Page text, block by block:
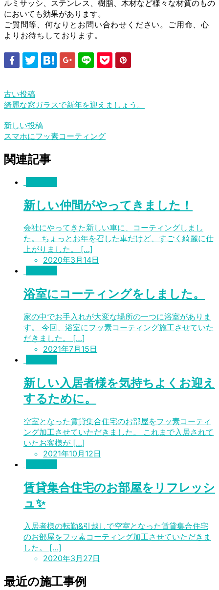
ルミサッシ、ステンレス、樹脂、木材など様々な材質のもの
においても効果があります。
ご質問等、何なりとお問い合わせください。ご用命、心
よりお待ちしております。
古い投稿
綺麗な窓ガラスで新年を迎えましょう。
新しい投稿
スマホにフッ素コーティング
関連記事
新しい仲間がやってきました！
会社にやってきた新しい車に、コーティングしまし
た。 ちょっとお年を召した車だけど、すごく綺麗に仕
上がりました。 […]
2020年3月14日
浴室にコーティングをしました。
家の中でお手入れが大変な場所の一つに浴室がありま
す。 今回、浴室にフッ素コーティング施工させていた
だきました。 […]
2021年7月15日
新しい入居者様を気持ちよくお迎え
するために。
空室となった賃貸集合住宅のお部屋をフッ素コーティ
ング加工させていただきました。 これまで入居されて
いたお客様が […]
2021年10月12日
賃貸集合住宅のお部屋をリフレッシ
ュ✨
入居者様の転勤&引越しで空室となった賃貸集合住宅
のお部屋をフッ素コーティング加工させていただきま
した。 […]
2020年3月27日
最近の施工事例